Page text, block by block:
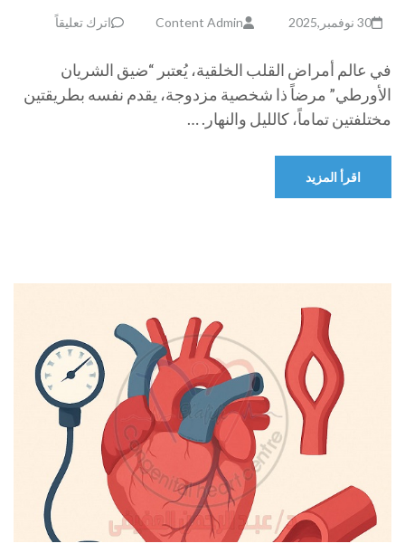
30 نوفمبر,2025 Content Admin اترك تعليقاً
في عالم أمراض القلب الخلقية، يُعتبر “ضيق الشريان
الأورطي” مرضاً ذا شخصية مزدوجة، يقدم نفسه بطريقتين
مختلفتين تماماً، كالليل والنهار. …
اقرأ المزيد